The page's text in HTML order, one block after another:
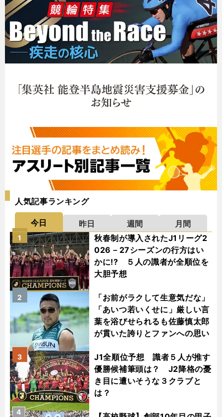
人気記事ランキング
今日 昨日 週間
月間
秋春制が導入されたJ1リーグ2
026－27シーズンの行方はい
かに!? ５人の識者が全順位を
大胆予想
1
「お前がラクして生意気だな」
「あいつ若いくせに」厳しい言
葉を浴びせられるも佐藤慎太郎
が貫いた誇りとファンへの思い
2
J1全順位予想 識者５人が推す
優勝候補筆頭は？ J2降格の憂
き目に遭いそうな３クラブと
は？
3
4